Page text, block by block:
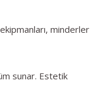
minderler
sunar. Estetik